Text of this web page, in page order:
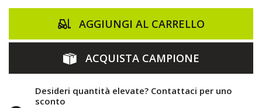
AGGIUNGI AL CARRELLO
ACQUISTA CAMPIONE
Desideri quantità elevate? Contattaci per uno
sconto